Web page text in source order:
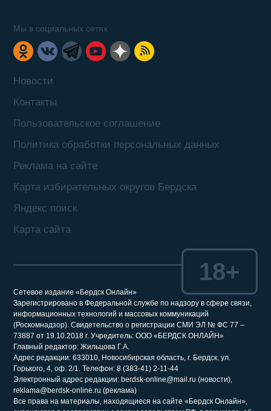
Новости
Контакты
Пользовательское соглашение
Политика обработки персональных данных
Реклама на сайте
Карта избирательных округов Бердска
Яндекс поиск
Карта сайта
Мы в социальных сетях
Сетевое издание «Бердск Онлайн»
Зарегистрировано в Федеральной службе по надзору в сфере связи,
информационных технологий и массовых коммуникаций
(Роскомнадзор). Свидетельство о регистрации СМИ ЭЛ № ФС 77 –
73887 от 19.10.2018 г. Учредитель: ООО «БЕРДСК ОНЛАЙН»
Главный редактор: Жильцова Г.А.
Адрес редакции: 633010, Новосибирская область, г. Бердск, ул.
Горького, 4, оф. 2/1. Телефон: 8 (383-41) 2-11-44
Электронный адрес редакции: berdsk-online@mail.ru (новости),
reklama@berdsk-online.ru (реклама)
Все права на материалы, находящиеся на сайте «Бердск Онлайн»,
18+